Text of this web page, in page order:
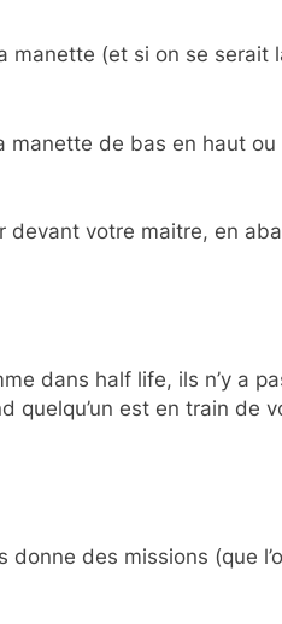
manette (et si on se serait
manette de bas en haut ou
devant votre maitre, en
dans half life, ils n’y a
quelqu’un est en train de
des missions (que